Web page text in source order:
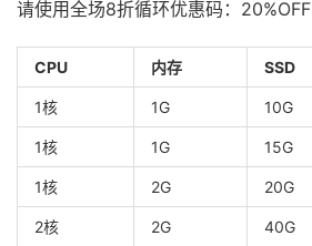
请使用全场8折循环优惠码：20%OFF
CPU 内存 SSD
1核 1G 10G
1核 1G 15G
1核 2G 20G
2核 2G 40G